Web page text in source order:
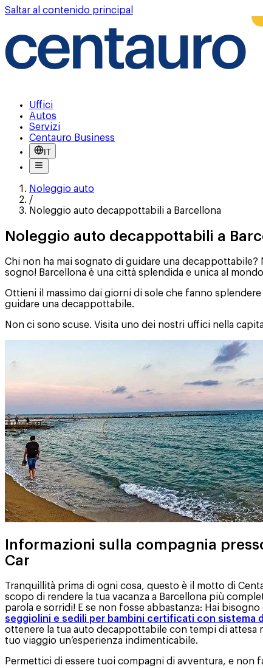
Saltar al contenido principal
Uffici
Autos
Servizi
Centauro Business
IT
Noleggio auto
/
Noleggio auto decappottabili a Barcellona
Noleggio auto decappottabili a
Chi non ha mai sognato di guidare una
sogno! Barcellona è una città splendida e unica al
Ottieni il massimo dai giorni di sole che fanno
guidare una decappottabile.
Non ci sono scuse. Visita uno dei nostri uffici nella
Informazioni sulla compagnia
Car
Tranquillità prima di ogni cosa, questo è il motto di
scopo di rendere la tua vacanza a Barcellona più
parola e sorridi! E se non fosse abbastanza: Hai bisogno
seggiolini e sedili per bambini certificati con sistema
ottenere la tua auto decappottabile con tempi di attesa
tuo viaggio un’esperienza indimenticabile.
Permettici di essere tuoi compagni di avventura, e non